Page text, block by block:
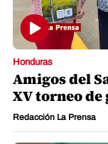
Honduras
Amigos del
XV torneo
Redacción La Prensa